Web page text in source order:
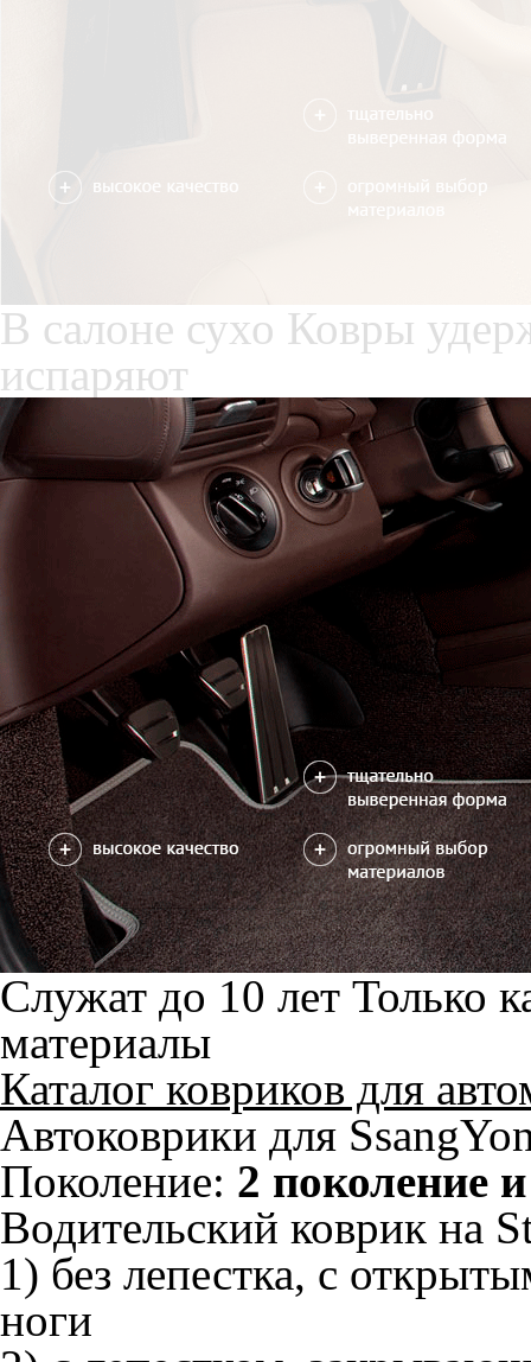
Служат до 10 лет Только
материалы
Каталог ковриков для
Автоковрики для
Поколение:2 поколение
Водительский коврик на
1) без лепестка, с
ноги
2) с лепестком,
ноги
Салон
EVA
Эконом
Два передних коврика 2100
3600
можете уточнить
Без лепестка
С лепестком
В корзину
Ковер 2го ряда сидений1700 2550
Ковер 3го ряда сидений2250 3400
В корзину
Фурнитура